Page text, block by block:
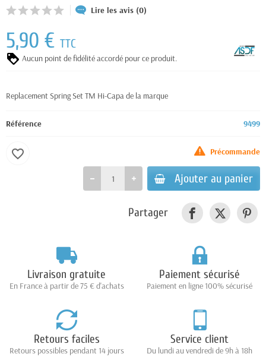
Lire les avis (0)
5,90 € TTC
Aucun point de fidélité accordé pour ce produit.
Replacement Spring Set TM Hi-Capa de la marque
Référence 9499
Précommande
Ajouter au panier
favorite_border
Partager
Livraison gratuite
En France à partir de 75 € d'achats
Paiement sécurisé
Paiement en ligne 100% sécurisé
Retours faciles
Retours possibles pendant 14 jours
Service client
Du lundi au vendredi de 9h à 18h